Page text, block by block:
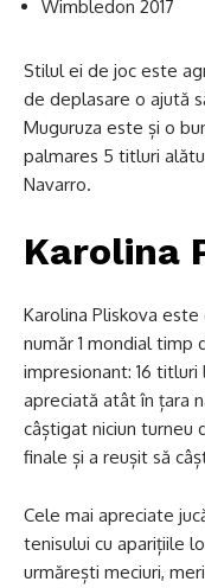
Wimbledon 2017
Stilul ei de joc este
de deplasare o ajută
Muguruza este și o
palmares 5 titluri
Navarro.
Karolina
Karolina Pliskova
număr 1 mondial timp
impresionant: 16
apreciată atât în țara
câștigat niciun turneu
finale și a reușit să
Cele mai apreciate
tenisului cu aparițiile
urmărești meciuri,